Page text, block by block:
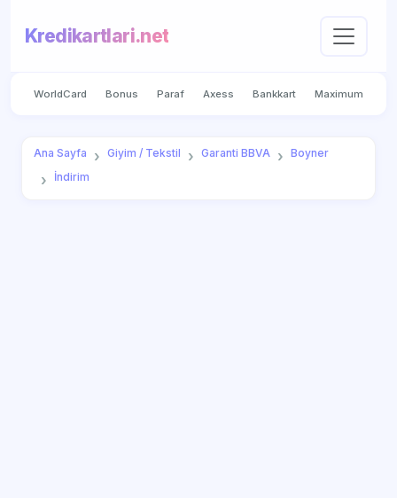
Kredikartlari.net
WorldCard Bonus Paraf Axess Bankkart Maximum
Ana Sayfa Giyim / Tekstil Garanti BBVA
Boyner
İndirim